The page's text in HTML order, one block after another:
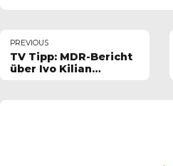
PREVIOUS
TV Tipp: MDR-Bericht
über Ivo Kilian